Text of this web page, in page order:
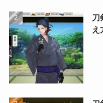
刀
え